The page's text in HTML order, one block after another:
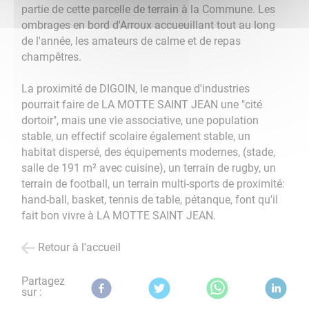
partie de cette parcelle de terrain à la Commune. Les
ombrages en bord d'Arroux accueuillant tout au long
de l'année, les amateurs de calme et de repas
champêtres.
La proximité de DIGOIN, le manque d'industries
pourrait faire de LA MOTTE SAINT JEAN une "cité
dortoir", mais une vie associative, une population
stable, un effectif scolaire également stable, un
habitat dispersé, des équipements modernes, (stade,
salle de 191 m² avec cuisine), un terrain de rugby, un
terrain de football, un terrain multi-sports de proximité:
hand-ball, basket, tennis de table, pétanque, font qu'il
fait bon vivre à LA MOTTE SAINT JEAN.
Retour à l'accueil
Partagez
sur :